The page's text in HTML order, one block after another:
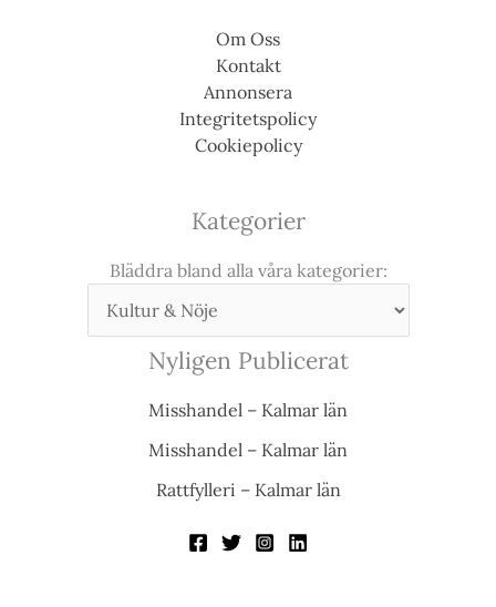
Om Oss
Kontakt
Annonsera
Integritetspolicy
Cookiepolicy
Kategorier
Bläddra bland alla våra kategorier:
Nyligen Publicerat
Misshandel – Kalmar län
Misshandel – Kalmar län
Rattfylleri – Kalmar län